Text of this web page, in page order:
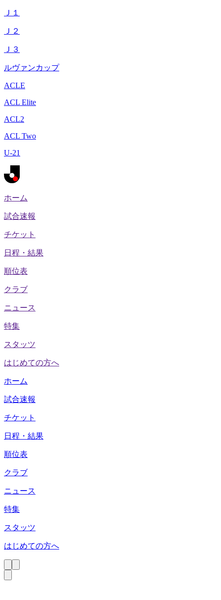
Ｊ１
Ｊ２
Ｊ３
ルヴァンカップ
ACLE
ACL Elite
ACL2
ACL Two
U-21
ホーム
試合速報
チケット
日程・結果
順位表
クラブ
ニュース
特集
スタッツ
はじめての方へ
ホーム
試合速報
チケット
日程・結果
順位表
クラブ
ニュース
特集
スタッツ
はじめての方へ